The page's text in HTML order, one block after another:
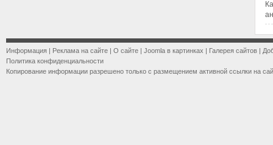
Информация | Реклама на сайте | О сайте | Joomla в картинках | Галерея сайтов |
Политика конфиденциальности
Копирование информации разрешено только с размещением активной ссылки на